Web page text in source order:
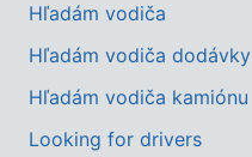
Hľadám vodiča
Hľadám vodiča dodávky
Hľadám vodiča kamiónu
Looking for drivers